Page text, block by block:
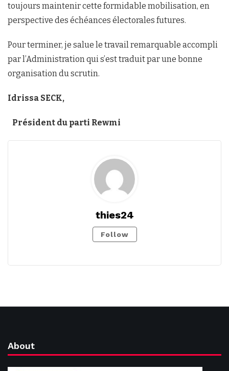
toujours maintenir cette formidable mobilisation, en
perspective des échéances électorales futures.
Pour terminer, je salue le travail remarquable accompli
par l’Administration qui s’est traduit par une bonne
organisation du scrutin.
Idrissa SECK,
Président du parti Rewmi
thies24
Follow
About